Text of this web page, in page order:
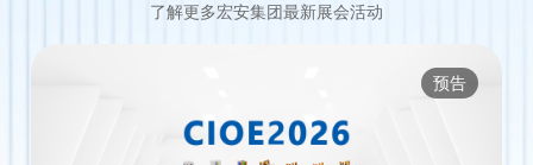
了解更多宏安集团最新展会活动
预告